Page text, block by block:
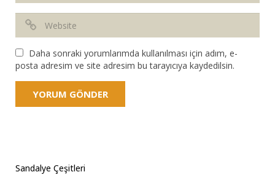
Daha sonraki yorumlarımda kullanılması için adım, e-
posta adresim ve site adresim bu tarayıcıya kaydedilsin.
Sandalye Çeşitleri